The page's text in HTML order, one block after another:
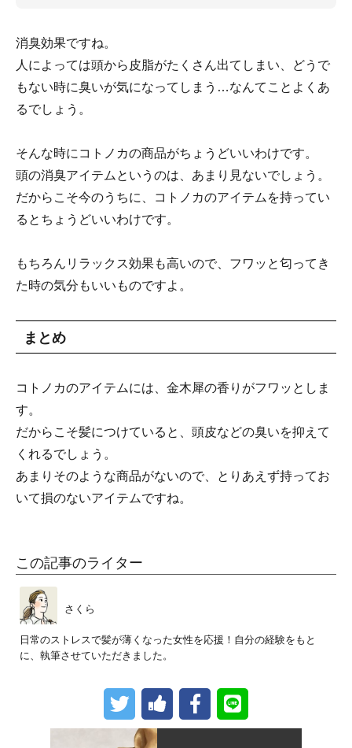
消臭効果ですね。
人によっては頭から皮脂がたくさん出てしまい、どうで
もない時に臭いが気になってしまう…なんてことよくあ
るでしょう。
そんな時にコトノカの商品がちょうどいいわけです。
頭の消臭アイテムというのは、あまり見ないでしょう。
だからこそ今のうちに、コトノカのアイテムを持ってい
るとちょうどいいわけです。
もちろんリラックス効果も高いので、フワッと匂ってき
た時の気分もいいものですよ。
まとめ
コトノカのアイテムには、金木犀の香りがフワッとしま
す。
だからこそ髪につけていると、頭皮などの臭いを抑えて
くれるでしょう。
あまりそのような商品がないので、とりあえず持ってお
いて損のないアイテムですね。
この記事のライター
さくら
日常のストレスで髪が薄くなった女性を応援！自分の経験をもと
に、執筆させていただきました。